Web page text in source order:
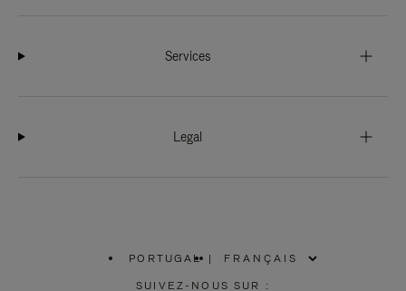
Services
Legal
PORTUGAL
SÉLECTIONNEZ
|
SUIVEZ-NOUS SUR :